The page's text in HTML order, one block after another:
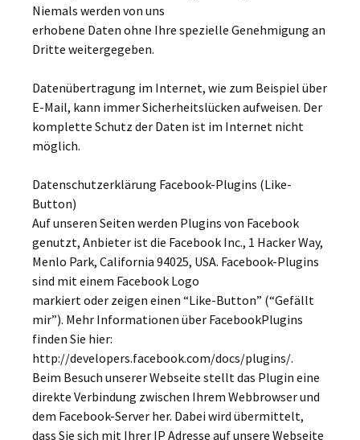
Niemals werden von uns
erhobene Daten ohne Ihre spezielle Genehmigung an
Dritte weitergegeben.
Datenübertragung im Internet, wie zum Beispiel über
E-Mail, kann immer Sicherheitslücken aufweisen. Der
komplette Schutz der Daten ist im Internet nicht
möglich.
Datenschutzerklärung Facebook-Plugins (Like-
Button)
Auf unseren Seiten werden Plugins von Facebook
genutzt, Anbieter ist die Facebook Inc., 1 Hacker Way,
Menlo Park, California 94025, USA. Facebook-Plugins
sind mit einem Facebook Logo
markiert oder zeigen einen “Like-Button” (“Gefällt
mir”). Mehr Informationen über FacebookPlugins
finden Sie hier:
http://developers.facebook.com/docs/plugins/.
Beim Besuch unserer Webseite stellt das Plugin eine
direkte Verbindung zwischen Ihrem Webbrowser und
dem Facebook-Server her. Dabei wird übermittelt,
dass Sie sich mit Ihrer IP Adresse auf unsere Webseite